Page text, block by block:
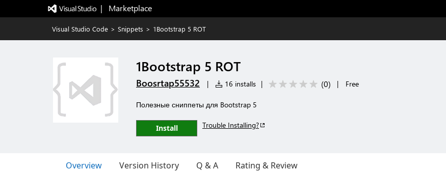
|   Marketplace
Visual Studio Code > Snippets > 1Bootstrap 5 ROT
1Bootstrap 5 ROT
Boosrtap55532 | 16 installs | (0) | Free
Полезные сниппеты для Bootstrap 5
Install Trouble Installing?
Overview Version History Q & A Rating & Review